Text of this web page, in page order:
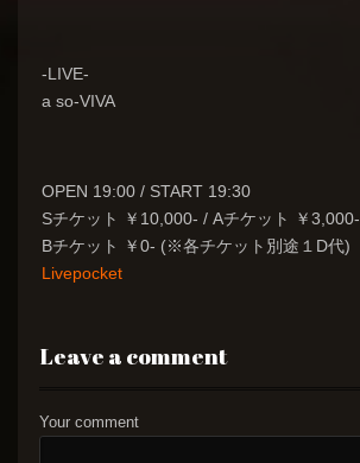
-LIVE-
a so-VIVA
OPEN 19:00 / START 19:30
Sチケット ￥10,000- / Aチケット ￥3,000-
Bチケット ￥0- (※各チケット別途１D代)
Livepocket
Leave a comment
Your comment